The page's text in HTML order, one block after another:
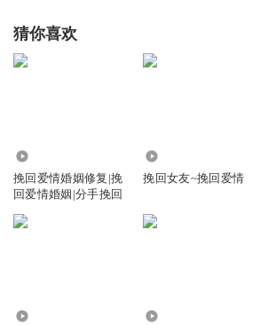
听友72486454
凡心法则，不计较别人的关注，顺着别
擦，被太多女人安了好人卡
回复 2018-03-11
猜你喜欢
挽回爱情婚姻修复|挽
回爱情婚姻|分手挽回
挽回女友~挽回爱情